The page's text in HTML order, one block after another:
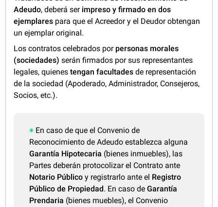
Adeudo, deberá ser impreso y firmado en dos
ejemplares para que el Acreedor y el Deudor obtengan
un ejemplar original.
Los contratos celebrados porpersonas morales
(sociedades)serán firmados por sus representantes
legales, quienestengan facultades de representación
de la sociedad (Apoderado, Administrador, Consejeros,
Socios, etc.).
En caso de que el Convenio de
Reconocimiento de Adeudo establezca alguna
Garantía Hipotecaria (bienes inmuebles), las
Partes deberán protocolizar el Contrato ante
Notario Público y registrarlo ante el Registro
Público de Propiedad. En caso deGarantía
Prendaria (bienes muebles), el Convenio